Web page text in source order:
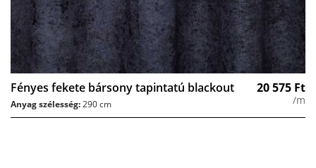
Fényes fekete bársony tapintatú blackout 20 575 Ft
/m
Anyag szélesség:290 cm